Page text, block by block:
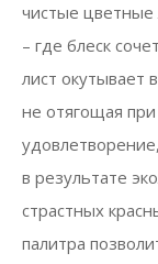
чистые цветные
– где блеск
лист окутывает
не отягощая
в результате
страстных
палитра